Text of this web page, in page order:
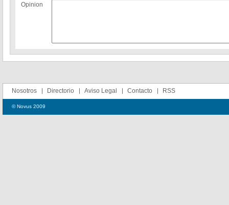
Opinion
Nosotros Directorio Aviso Legal Contacto RSS
© Novus 2009